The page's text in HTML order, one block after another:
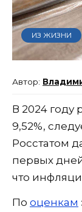
ИЗ ЖИЗНИ
В 2024 году
9,52%,
Росстатом
первых
что
По оценкам